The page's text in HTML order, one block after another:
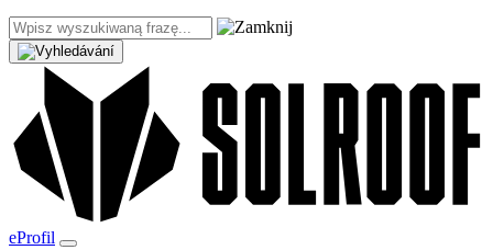
eProfil